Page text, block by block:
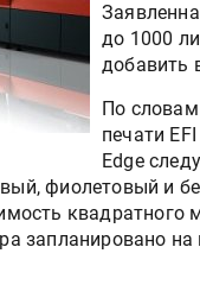
до 1000
добавить
По словам
печати
Edge
фиолетовый и
квадратного
запланировано на